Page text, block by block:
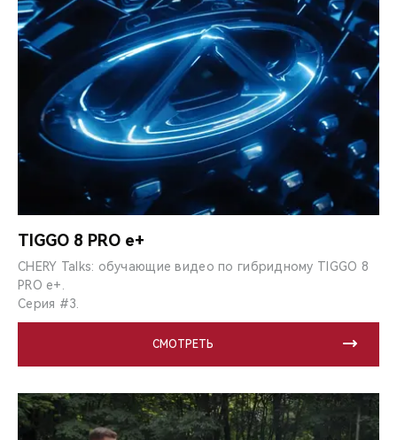
TIGGO 8 PRO e+
CHERY Talks: обучающие видео по гибридному TIGGO 8
PRO e+.
Серия #3.
СМОТРЕТЬ